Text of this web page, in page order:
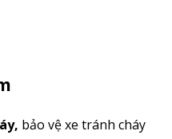
, bảo vệ xe tránh cháy